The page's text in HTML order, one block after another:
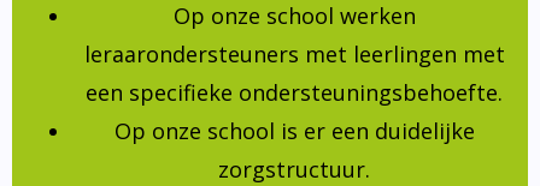
Op onze school werken
leraarondersteuners met leerlingen met
een specifieke ondersteuningsbehoefte.
Op onze school is er een duidelijke
zorgstructuur.